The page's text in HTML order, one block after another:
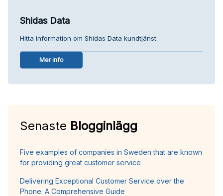
Shidas Data
Hitta information om Shidas Data kundtjänst.
Mer info
Senaste Blogginlägg
Five examples of companies in Sweden that are known
for providing great customer service
Delivering Exceptional Customer Service over the
Phone: A Comprehensive Guide